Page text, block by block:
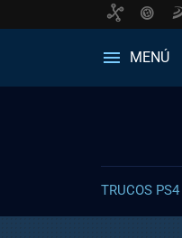
MENÚ
TRUCOS PS4